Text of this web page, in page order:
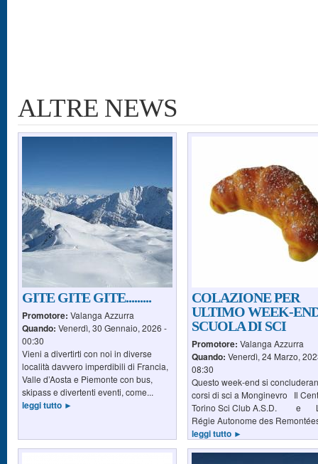
ALTRE NEWS
GITE GITE GITE.........
Promotore: Valanga Azzurra
Quando: Venerdì, 30 Gennaio, 2026 -
00:30
Vieni a divertirti con noi in diverse
località davvero imperdibili di Francia,
Valle d’Aosta e Piemonte con bus,
skipass e divertenti eventi, come...
leggi tutto ►
COLAZIONE PER
ULTIMO WEEK-
SCUOLA DI SCI
Promotore: Valanga Azzurra
Quando: Venerdì, 24 Marzo,
08:30
Questo week-end si
corsi di sci a Monginevro Il
Torino Sci Club A.S.D. e
Régie Autonome des
leggi tutto ►
Pagine